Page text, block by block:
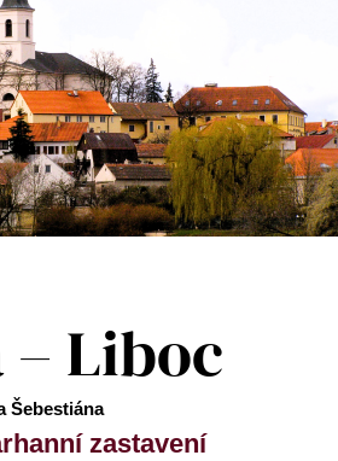
– Liboc
Šebestiána
zastavení